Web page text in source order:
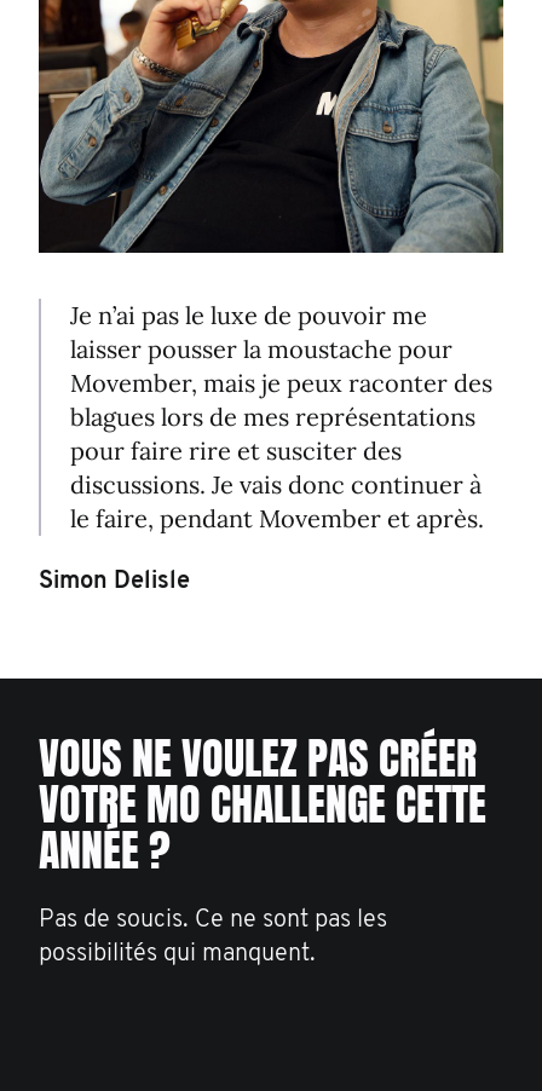
Je n’ai pas le luxe de pouvoir me
laisser pousser la moustache pour
Movember, mais je peux raconter des
blagues lors de mes représentations
pour faire rire et susciter des
discussions. Je vais donc continuer à
le faire, pendant Movember et après.
Simon Delisle
VOUS NE VOULEZ PAS CRÉER
VOTRE MO CHALLENGE CETTE
ANNÉE ?
Pas de soucis. Ce ne sont pas les
possibilités qui manquent.